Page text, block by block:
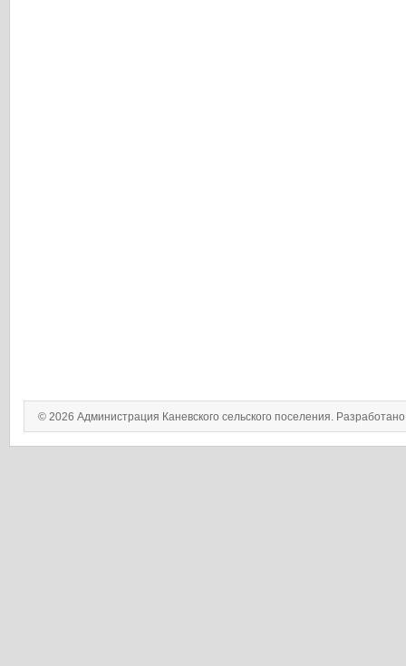
© 2026 Администрация Каневского сельского поселения.